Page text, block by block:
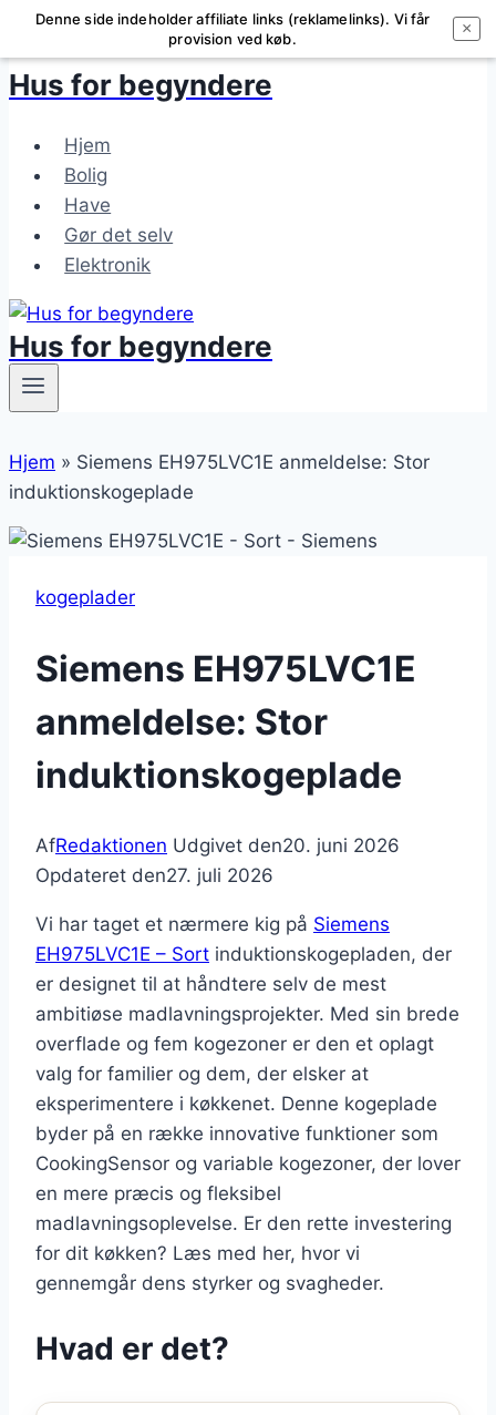
Denne side indeholder affiliate links (reklamelinks). Vi får
provision ved køb.
×
Fortsæt
til
indhold
Hus for begyndere
Hjem
Bolig
Have
Gør det selv
Elektronik
Hus for begyndere
Hjem » Siemens EH975LVC1E anmeldelse: Stor
induktionskogeplade
kogeplader
Siemens EH975LVC1E
anmeldelse: Stor
induktionskogeplade
AfRedaktionen Udgivet den20. juni 2026
Opdateret den27. juli 2026
Vi har taget et nærmere kig på Siemens
EH975LVC1E – Sort induktionskogepladen, der
er designet til at håndtere selv de mest
ambitiøse madlavningsprojekter. Med sin brede
overflade og fem kogezoner er den et oplagt
valg for familier og dem, der elsker at
eksperimentere i køkkenet. Denne kogeplade
byder på en række innovative funktioner som
CookingSensor og variable kogezoner, der lover
en mere præcis og fleksibel
madlavningsoplevelse. Er den rette investering
for dit køkken? Læs med her, hvor vi
gennemgår dens styrker og svagheder.
Hvad er det?